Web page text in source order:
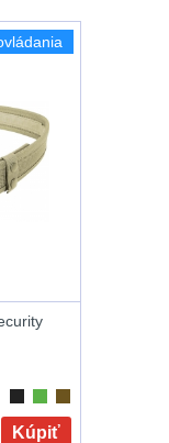
Kúpiť